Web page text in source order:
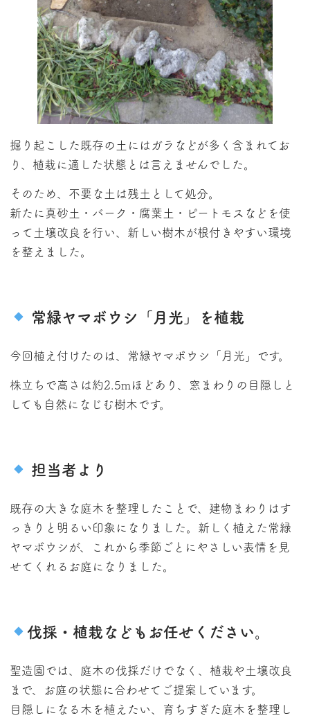
掘り起こした既存の土にはガラなどが多く含まれてお
り、植栽に適した状態とは言えませんでした。
そのため、不要な土は残土として処分。
新たに真砂土・バーク・腐葉土・ピートモスなどを使
って土壌改良を行い、新しい樹木が根付きやすい環境
を整えました。
常緑ヤマボウシ「月光」を植栽
今回植え付けたのは、常緑ヤマボウシ「月光」です。
株立ちで高さは約2.5mほどあり、窓まわりの目隠しと
しても自然になじむ樹木です。
担当者より
既存の大きな庭木を整理したことで、建物まわりはす
っきりと明るい印象になりました。新しく植えた常緑
ヤマボウシが、これから季節ごとにやさしい表情を見
せてくれるお庭になりました。
伐採・植栽などもお任せください。
聖造園では、庭木の伐採だけでなく、植栽や土壌改良
まで、お庭の状態に合わせてご提案しています。
目隠しになる木を植えたい、育ちすぎた庭木を整理し